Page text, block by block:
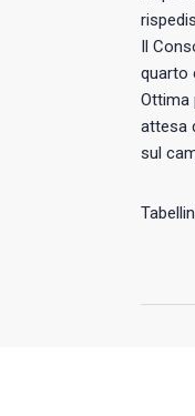
Il
quarto
Ottima
attesa
sul